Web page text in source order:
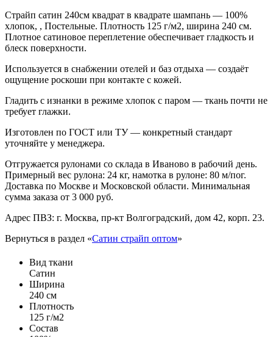
Страйп сатин 240см квадрат в квадрате шампань — 100%
хлопок, , Постельные. Плотность 125 г/м2, ширина 240 см.
Плотное сатиновое переплетение обеспечивает гладкость и
блеск поверхности.
Используется в снабжении отелей и баз отдыха — создаёт
ощущение роскоши при контакте с кожей.
Гладить с изнанки в режиме хлопок с паром — ткань почти не
требует глажки.
Изготовлен по ГОСТ или ТУ — конкретный стандарт
уточняйте у менеджера.
Отгружается рулонами со склада в Иваново в рабочий день.
Примерный вес рулона: 24 кг, намотка в рулоне: 80 м/пог.
Доставка по Москве и Московской области. Минимальная
сумма заказа от 3 000 руб.
Адрес ПВЗ: г. Москва, пр-кт Волгоградский, дом 42, корп. 23.
Вернуться в раздел «Сатин страйп оптом»
Вид ткани
Сатин
Ширина
240 см
Плотность
125 г/м2
Состав